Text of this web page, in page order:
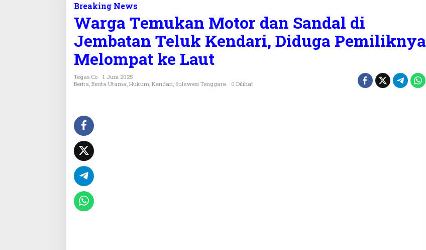
r
g
T
e
m
u
k
a
Breaking News
Warga Temukan Motor dan Sandal di
Jembatan Teluk Kendari, Diduga Pemiliknya
Melompat ke Laut
Tegas.co
1 Juni 2025
Berita, Berita Utama, Hukum, Kendari, Sulawesi Tenggara 0 Dilihat